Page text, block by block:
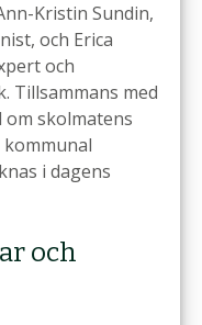
Kristin Sundin,
och Erica
och
Tillsammans med
skolmatens
i dagens
och